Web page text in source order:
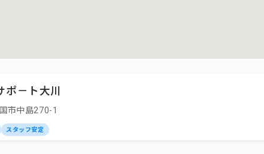
ポ－ト大川
市中島270-1
スタッフ安定